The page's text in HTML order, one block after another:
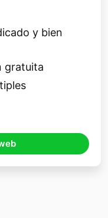
y bien
gratuita